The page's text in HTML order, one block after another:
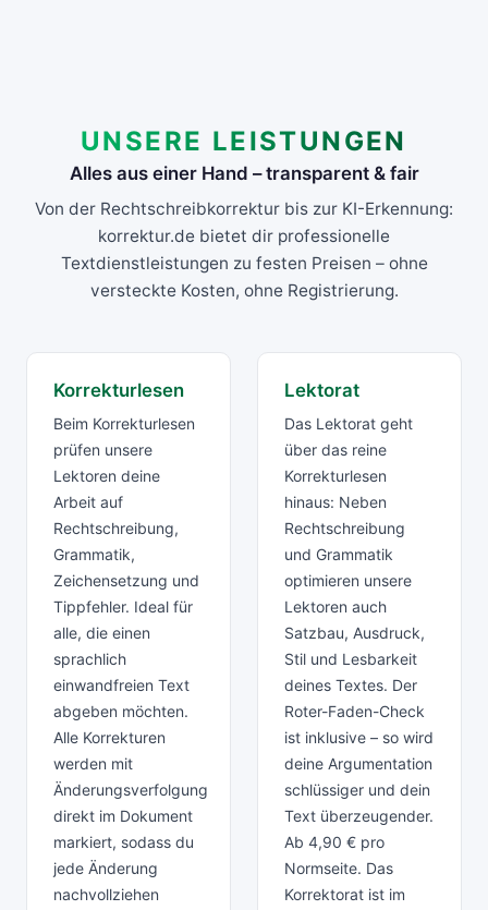
UNSERE LEISTUNGEN
Alles aus einer Hand – transparent & fair
Von der Rechtschreibkorrektur bis zur KI-Erkennung:
korrektur.de bietet dir professionelle
Textdienstleistungen zu festen Preisen – ohne
versteckte Kosten, ohne Registrierung.
Korrekturlesen
Beim Korrekturlesen
prüfen unsere
Lektoren deine
Arbeit auf
Rechtschreibung,
Grammatik,
Zeichensetzung und
Tippfehler. Ideal für
alle, die einen
sprachlich
einwandfreien Text
abgeben möchten.
Alle Korrekturen
werden mit
Änderungsverfolgung
direkt im Dokument
markiert, sodass du
jede Änderung
nachvollziehen
Lektorat
Das Lektorat geht
über das reine
Korrekturlesen
hinaus: Neben
Rechtschreibung
und Grammatik
optimieren unsere
Lektoren auch
Satzbau, Ausdruck,
Stil und Lesbarkeit
deines Textes. Der
Roter-Faden-Check
ist inklusive – so wird
deine Argumentation
schlüssiger und dein
Text überzeugender.
Ab 4,90 € pro
Normseite. Das
Korrektorat ist im